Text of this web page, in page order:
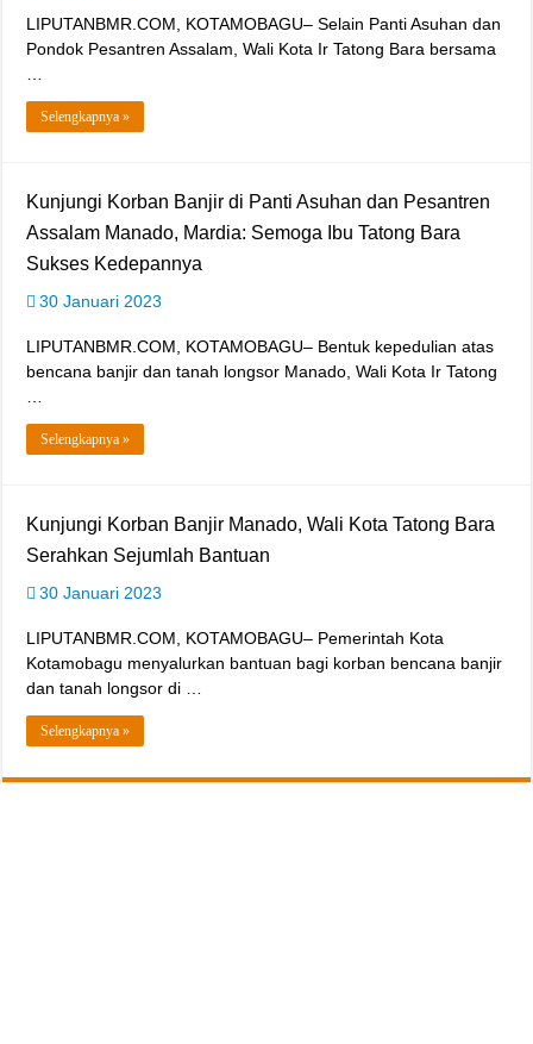
LIPUTANBMR.COM, KOTAMOBAGU– Selain Panti Asuhan dan
Pondok Pesantren Assalam, Wali Kota Ir Tatong Bara bersama
Selengkapnya »
Kunjungi Korban Banjir di Panti Asuhan dan Pesantren
Assalam Manado, Mardia: Semoga Ibu Tatong Bara
Sukses Kedepannya
30 Januari 2023
LIPUTANBMR.COM, KOTAMOBAGU– Bentuk kepedulian atas
bencana banjir dan tanah longsor Manado, Wali Kota Ir Tatong
Selengkapnya »
Kunjungi Korban Banjir Manado, Wali Kota Tatong Bara
Serahkan Sejumlah Bantuan
30 Januari 2023
LIPUTANBMR.COM, KOTAMOBAGU– Pemerintah Kota
Kotamobagu menyalurkan bantuan bagi korban bencana banjir
dan tanah longsor di …
Selengkapnya »